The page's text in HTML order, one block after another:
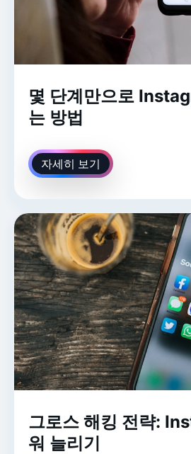
몇 단계만으로
는 방법
자세히 보기
그로스 해킹 전략:
워 늘리기